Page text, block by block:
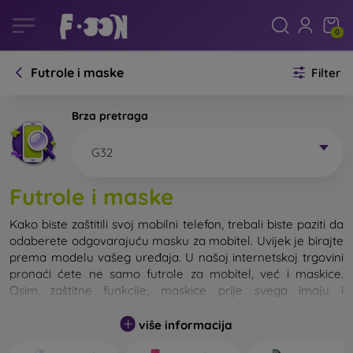
0
Futrole i maske Filter
Brza pretraga
G32
Futrole i maske
Kako biste zaštitili svoj mobilni telefon, trebali biste paziti da
odaberete odgovarajuću masku za mobitel. Uvijek je birajte
prema modelu vašeg uređaja. U našoj internetskoj trgovini
pronaći ćete ne samo futrole za mobitel, već i maskice.
Osim zaštitne funkcije, maskice prije svega imaju i
Maskicu za mobitel možemo također nazvati i stražnjom
više informacija